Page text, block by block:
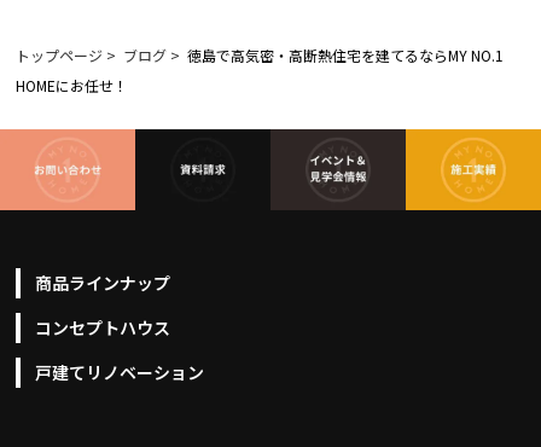
トップページ > ブログ > 徳島で高気密・高断熱住宅を建てるならMY NO.1
HOMEにお任せ！
商品ラインナップ
コンセプトハウス
戸建てリノベーション